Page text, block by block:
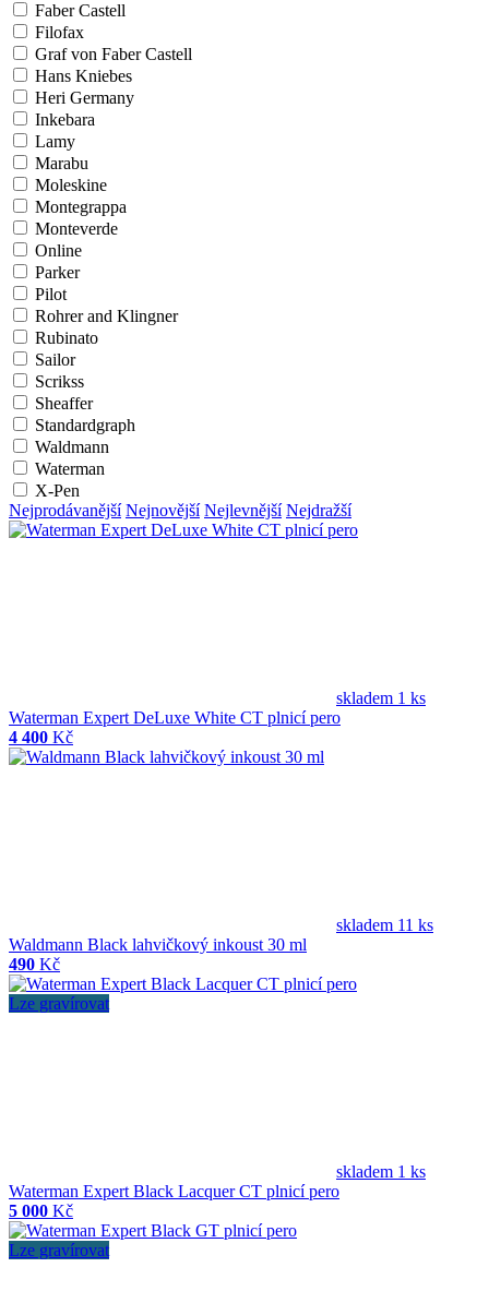
Faber Castell
Filofax
Graf von Faber Castell
Hans Kniebes
Heri Germany
Inkebara
Lamy
Marabu
Moleskine
Montegrappa
Monteverde
Online
Parker
Pilot
Rohrer and Klingner
Rubinato
Sailor
Scrikss
Sheaffer
Standardgraph
Waldmann
Waterman
X-Pen
Nejprodávanější Nejnovější Nejlevnější Nejdražší
skladem 1 ks
Waterman Expert DeLuxe White CT plnicí pero
4 400 Kč
skladem 11 ks
Waldmann Black lahvičkový inkoust 30 ml
490 Kč
Lze gravírovat
skladem 1 ks
Waterman Expert Black Lacquer CT plnicí pero
5 000 Kč
Lze gravírovat